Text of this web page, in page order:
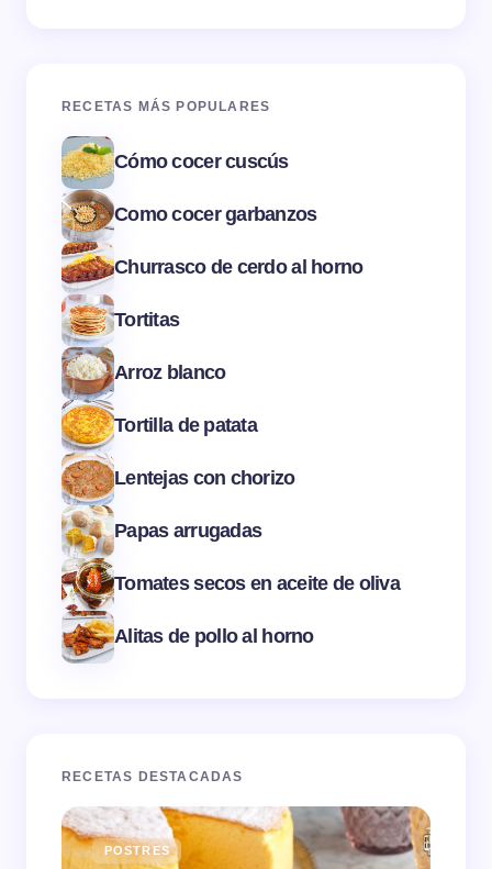
RECETAS MÁS POPULARES
Cómo cocer cuscús
Como cocer garbanzos
Churrasco de cerdo al horno
Tortitas
Arroz blanco
Tortilla de patata
Lentejas con chorizo
Papas arrugadas
Tomates secos en aceite de oliva
Alitas de pollo al horno
RECETAS DESTACADAS
POSTRES